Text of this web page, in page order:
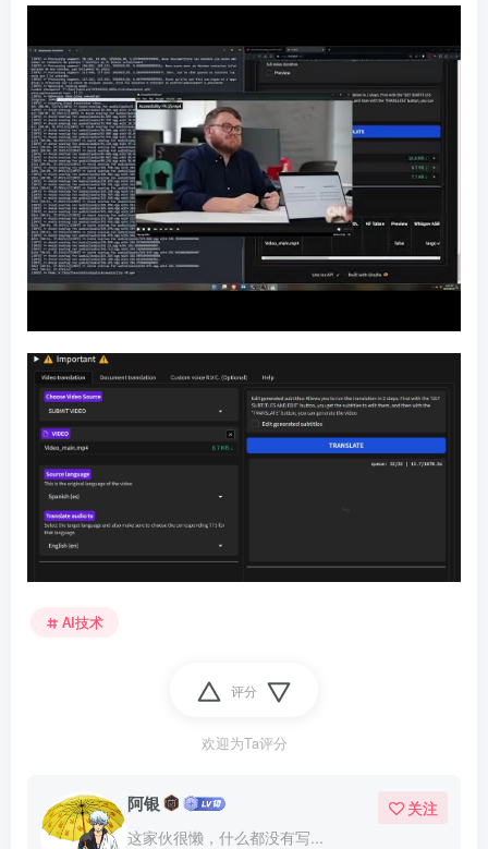
AI技术
评分
欢迎为Ta评分
阿银
这家伙很懒，什么都没有写...
关注